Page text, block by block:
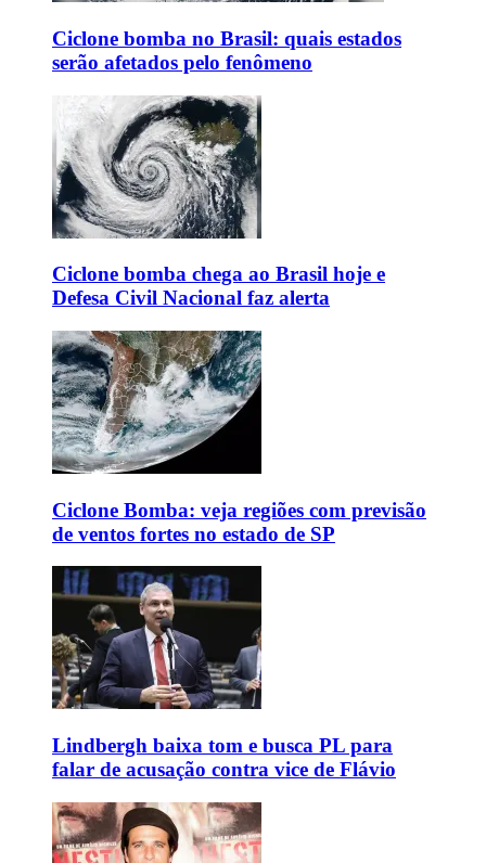
Ciclone bomba no Brasil: quais estados
serão afetados pelo fenômeno
Ciclone bomba chega ao Brasil hoje e
Defesa Civil Nacional faz alerta
Ciclone Bomba: veja regiões com previsão
de ventos fortes no estado de SP
Lindbergh baixa tom e busca PL para
falar de acusação contra vice de Flávio